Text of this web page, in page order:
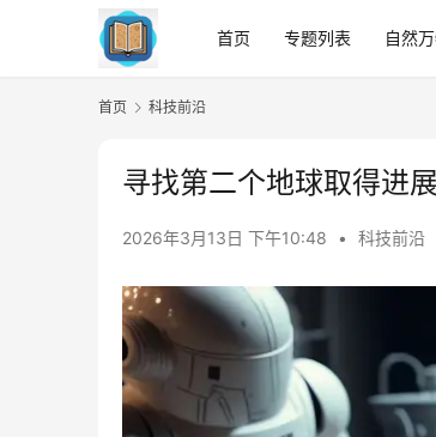
首页 专题列表 自然
首页 科技前沿
寻找第二个地球取得进
2026年3月13日 下午10:48 • 科技前沿